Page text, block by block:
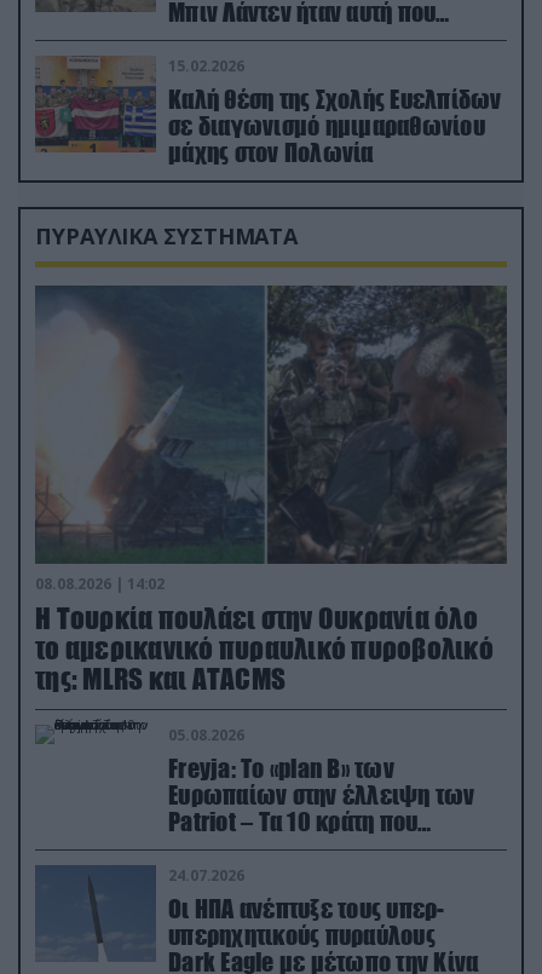
Μπιν Λάντεν ήταν αυτή που
διέσωσε τον πιλότο του F-15
15.02.2026
Καλή θέση της Σχολής Ευελπίδων
σε διαγωνισμό ημιμαραθωνίου
μάχης στον Πολωνία
ΠΥΡΑΥΛΙΚΑ ΣΥΣΤΗΜΑΤΑ
08.08.2026 | 14:02
Η Τουρκία πουλάει στην Ουκρανία όλο
το αμερικανικό πυραυλικό πυροβολικό
της: MLRS και ΑΤΑCMS
05.08.2026
Freyja: Το «plan Β» των
Ευρωπαίων στην έλλειψη των
Patriot – Τα 10 κράτη που
συμμετέχουν στο δίκτυο
συνεργασίας
24.07.2026
Οι ΗΠΑ ανέπτυξε τους υπερ-
υπερηχητικούς πυραύλους
Dark Eagle με μέτωπο την Κίνα